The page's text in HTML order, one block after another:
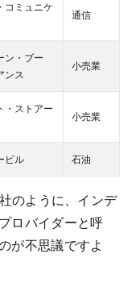
コミュニケ
通信
ン・ブー
ンス
小売業
・ストアー
小売業
ビル 石油
のように、インデ
ロバイダーと呼
が不思議ですよ